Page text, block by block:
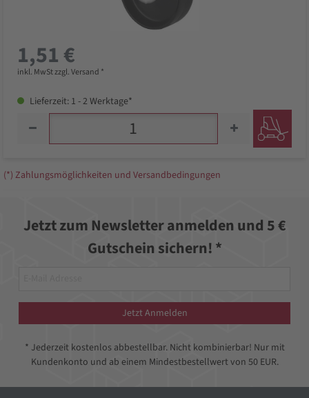
1,51 €
inkl. MwSt zzgl. Versand *
Lieferzeit: 1 - 2 Werktage*
(*) Zahlungsmöglichkeiten und Versandbedingungen
Jetzt zum Newsletter anmelden und 5 €
Gutschein sichern! *
Jetzt Anmelden
* Jederzeit kostenlos abbestellbar. Nicht kombinierbar! Nur mit
Kundenkonto und ab einem Mindestbestellwert von 50 EUR.